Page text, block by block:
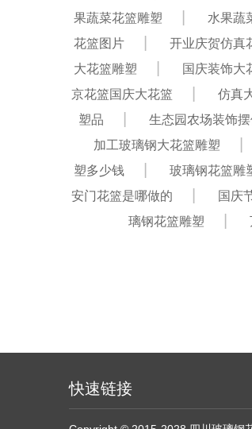
果蔬菜花篮雕塑
水果蔬
花篮图片
开业庆贺仿真
大花篮雕塑
国庆装饰大
京花篮国庆大花篮
仿真
塑品
生态园农场装饰
加工玻璃钢大花篮雕塑
塑多少钱
玻璃钢花篮雕
安门花篮是哪做的
国庆
璃钢花篮雕塑
快速链接